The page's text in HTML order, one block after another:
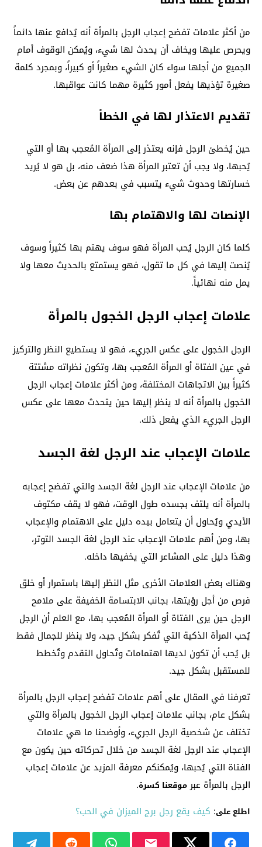
من أكثر علامات تفضح إعجاب الرجل بالمرأة أنه يُدافع عنها دائماً
ويحرص عليها ويخاف أن يحدث لها شيء، ويُمكن الوقوف أمام
الجميع من أجلها سواء كان الشيء صغيراً أو كبيراً، وبمجرد كلمة
صغيرة تؤذيها يفعل أمور كثيرة مهما كانت عواقبها.
تقديم الاعتذار لها في الخطأ
حين يُخطئ الرجل فإنه يعتذر إلى المرأة المُعجب بها أو التي
يُحبها، ولا يجب أن تعتبر المرأة هذا ضعف منه، بل هو لا يُريد
خسارتها وحدوث شيء يتسبب في بعدهم عن بعض.
الإنصات لها والاهتمام بها
كلما كان الرجل يُحب المرأة فهو سوف يهتم بها كثيراً وسوف
يُنصت إليها في كل ما تقول، فهو يستمتع بالحديث معها ولا
يمل منه نهائياً.
علامات إعجاب الرجل الخجول بالمرأة
الرجل الخجول على عكس الجريء، فهو لا يستطيع النظر والتركيز
في عين الفتاة أو المرأة المُعجب بها، وتكون نظراته مشتتة
كثيراً بين الاتجاهات المختلفة، ومن أكثر علامات إعجاب الرجل
الخجول بالمرأة أنه لا ينظر إليها حين يتحدث معها على عكس
الرجل الجريء الذي يفعل ذلك.
علامات الإعجاب عند الرجل لغة الجسد
من علامات الإعجاب عند الرجل لغة الجسد والتي تفضح إعجابه
بالمرأة أنه يلتف بجسده طول الوقت، فهو لا يقف مكتوف
الأيدي ويُحاول أن يتعامل بيده دليل على الاهتمام والإعجاب
بها، ومن أهم علامات الإعجاب عند الرجل لغة الجسد التوتر،
وهذا دليل على المشاعر التي يخفيها داخله.
وهناك بعض العلامات الأخرى مثل النظر إليها باستمرار أو خلق
فرص من أجل رؤيتها، بجانب الابتسامة الخفيفة على ملامح
الرجل حين يرى الفتاة أو المرأة المُعجب بها، مع العلم أن الرجل
يُحب المرأة الذكية التي تُفكر بشكل جيد، ولا ينظر للجمال فقط
بل يُحب أن تكون لديها اهتمامات وتُحاول التقدم وتُخطط
للمستقبل بشكل جيد.
تعرفنا في المقال على أهم علامات تفضح إعجاب الرجل بالمرأة
بشكل عام، بجانب علامات إعجاب الرجل الخجول بالمرأة والتي
تختلف عن شخصية الرجل الجريء، وأوضحنا ما هي علامات
الإعجاب عند الرجل لغة الجسد من خلال تحركاته حين يكون مع
الفتاة التي يُحبها، ويُمكنكم معرفة المزيد عن علامات إعجاب
الرجل بالمرأة عبر موقعنا كسرة.
اطلع على: كيف يقع رجل برج الميزان في الحب؟